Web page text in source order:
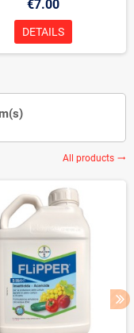
€7.00
DETAILS
All products trending_flat